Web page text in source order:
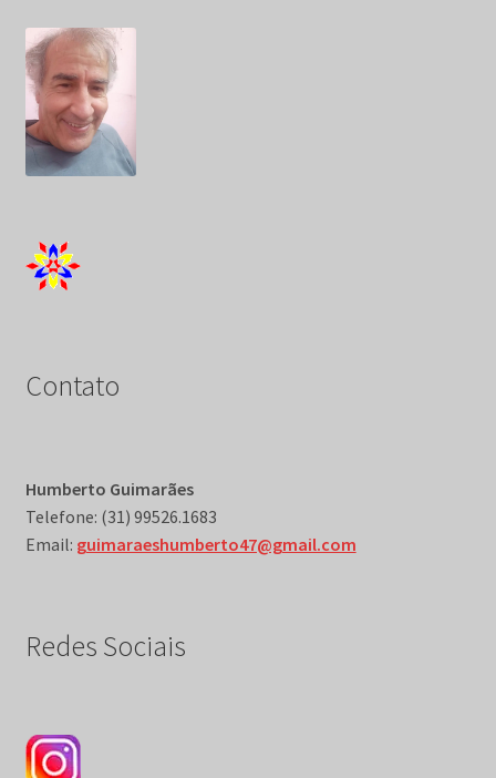
Contato
Humberto Guimarães
Telefone: (31) 99526.1683
Email: guimaraeshumberto47@gmail.com
Redes Sociais